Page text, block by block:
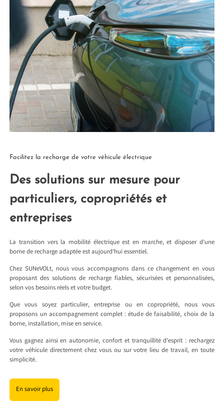
Facilitez la recharge de votre véhicule électrique
Des solutions sur mesure pour
particuliers, copropriétés et
entreprises
La transition vers la mobilité électrique est en marche, et disposer d’une
borne de recharge adaptée est aujourd’hui essentiel.
Chez SUNeVOLt, nous vous accompagnons dans ce changement en vous
proposant des solutions de recharge fiables, sécurisées et personnalisées,
selon vos besoins réels et votre budget.
Que vous soyez particulier, entreprise ou en copropriété, nous vous
proposons un accompagnement complet : étude de faisabilité, choix de la
borne, installation, mise en service.
Vous gagnez ainsi en autonomie, confort et tranquillité d’esprit : rechargez
votre véhicule directement chez vous ou sur votre lieu de travail, en toute
simplicité.
En savoir plus